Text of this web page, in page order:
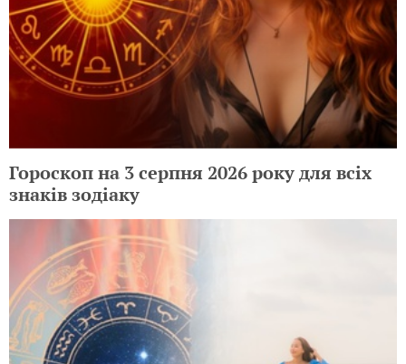
Гороскоп на 3 серпня 2026 року для всіх
знаків зодіаку